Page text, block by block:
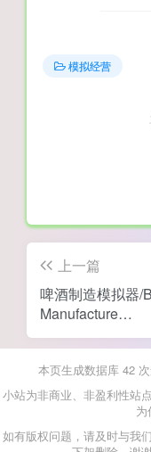
模拟经营
上一篇
啤酒制造模拟器/
Manufacture
Simulator
本页生成数据库 42
小站为非商业、非盈利性站
为
如有版权问题，请及时与我